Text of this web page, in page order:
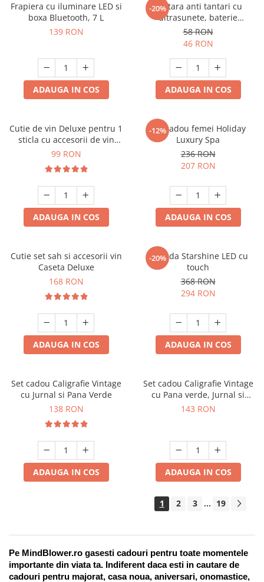
Frapiera cu iluminare LED si
boxa Bluetooth, 7 L
139 RON
ADAUGA IN COS
-20%
Bratara anti tantari cu
ultrasunete, baterie
reincarcabila 90mAh
58 RON
46 RON
ADAUGA IN COS
Cutie de vin Deluxe pentru 1
sticla cu accesorii de vin
incluse piele ecologica de
99 RON
ADAUGA IN COS
-12%
Set cadou femei Holiday
Luxury Spa
236 RON
207 RON
ADAUGA IN COS
Cutie set sah si accesorii vin
Caseta Deluxe
168 RON
ADAUGA IN COS
-20%
Oglinda Starshine LED cu
touch
368 RON
294 RON
ADAUGA IN COS
Set cadou Caligrafie Vintage
cu Jurnal si Pana Verde
138 RON
ADAUGA IN COS
Set cadou Caligrafie Vintage
cu Pana verde, Jurnal si
Suport pentru stilou, 9 piese
143 RON
ADAUGA IN COS
1 2 3 ... 19
Pe MindBlower.ro gasesti cadouri pentru toate momentele
importante din viata ta. Indiferent daca esti in cautare de
cadouri pentru majorat, casa noua, aniversari, onomastice,